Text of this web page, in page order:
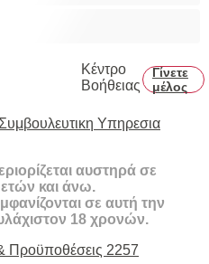
Κέντρο
Βοήθειας
Γίνετε
μέλος
Συμβουλευτικη Υπηρεσια
αυστηρά σε
ετών και άνω.
σε αυτή την
18 χρονών.
Προϋποθέσεις 2257